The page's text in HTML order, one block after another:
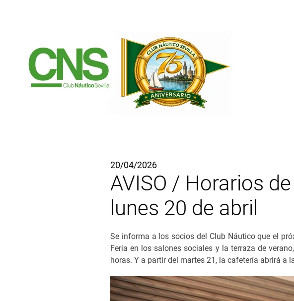
20/04/2026
AVISO / Horarios
lunes 20 de abril
Se informa a los socios del Club Náutico que el
Feria en los salones sociales y la terraza de
horas. Y a partir del martes 21, la cafetería abrirá a